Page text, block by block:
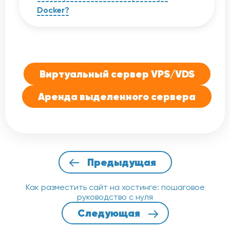
процессора без переустановки
системы, хотя для применения
Docker?
полноценно использовать Docker,
Kubernetes и другие инструменты
контейнеризации.
Виртуальный сервер VPS/VDS
Аренда выделенного сервера
Предыдущая
Как разместить сайт на хостинге: пошаговое
руководство с нуля
Следующая